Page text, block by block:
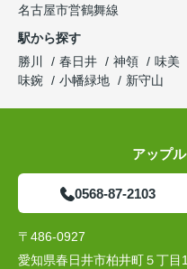
名古屋市営鶴舞線
駅から探す
勝川
春日井 神領 味美
味鋺
小幡緑地 新守山
アップ
0568-87-2103
〒486-0927
愛知県春日井市柏井町５丁目